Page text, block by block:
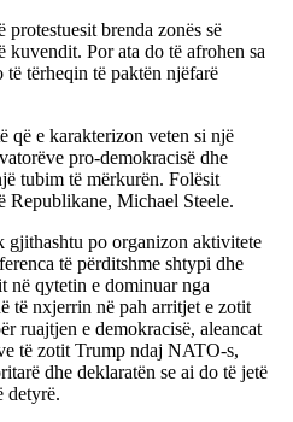
brenda zonës së
kuvendit. Por ata do të afrohen sa
të tërheqin të paktën njëfarë
që e karakterizon veten si një
pro-demokracisë dhe
tubim të mërkurën. Folësit
Republikane, Michael Steele.
po organizon aktivitete
të përditshme shtypi dhe
në qytetin e dominuar nga
të nxjerrin në pah arritjet e zotit
ruajtjen e demokracisë, aleancat
të zotit Trump ndaj NATO-s,
dhe deklaratën se ai do të jetë
detyrë.